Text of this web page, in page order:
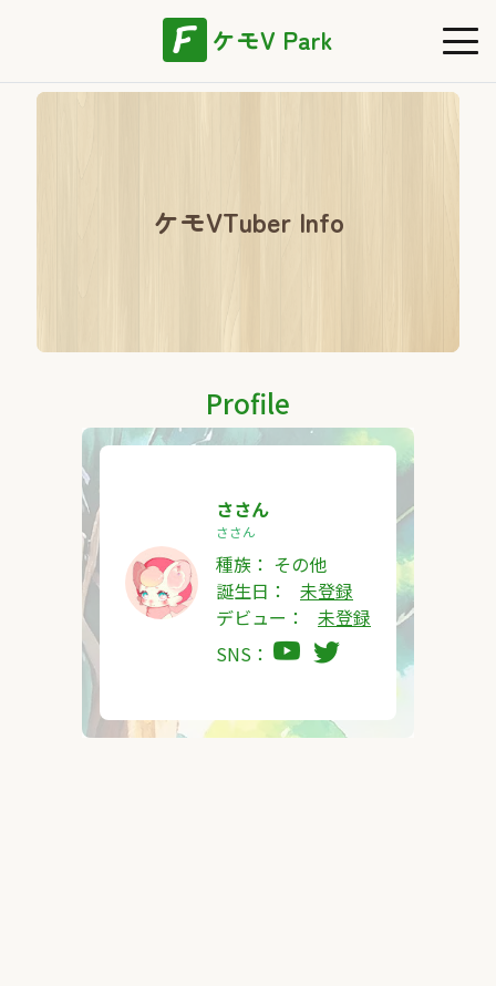
ケモV Park
ケモVTuber Info
Profile
ささん
ささん
種族： その他
誕生日：
未登録
デビュー：
未登録
SNS：